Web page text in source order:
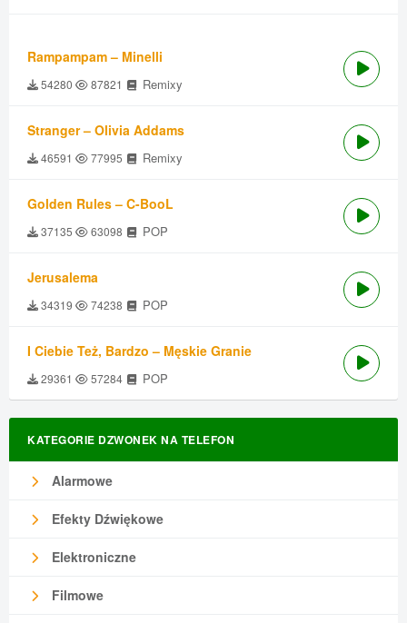
Rampampam – Minelli
54280 87821 Remixy
Stranger – Olivia Addams
46591 77995 Remixy
Golden Rules – C-BooL
37135 63098 POP
Jerusalema
34319 74238 POP
I Ciebie Też, Bardzo – Męskie Granie
29361 57284 POP
KATEGORIE DZWONEK NA TELEFON
Alarmowe
Efekty Dźwiękowe
Elektroniczne
Filmowe